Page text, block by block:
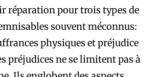
réparation pour trois types de
souvent méconnus:
physiques et préjudice
préjudices ne se limitent pas à